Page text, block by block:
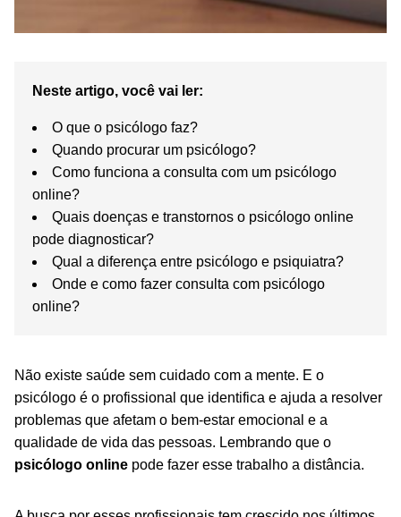
Neste artigo, você vai ler:
O que o psicólogo faz?
Quando procurar um psicólogo?
Como funciona a consulta com um psicólogo
online?
Quais doenças e transtornos o psicólogo online
pode diagnosticar?
Qual a diferença entre psicólogo e psiquiatra?
Onde e como fazer consulta com psicólogo
online?
Não existe saúde sem cuidado com a mente. E o
psicólogo é o profissional que identifica e ajuda a resolver
problemas que afetam o bem-estar emocional e a
qualidade de vida das pessoas. Lembrando que o
psicólogo online pode fazer esse trabalho a distância.